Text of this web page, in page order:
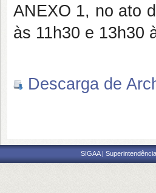
ANEXO 1, no ato
às 11h30 e 13h30
Descarga de
SIGAA |